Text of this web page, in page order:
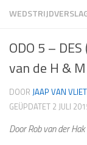
ODO 5 –
van de H & M
DOOR JAAP VAN VLIET
GEÜPDATET 2 JULI
Door Rob van der Hak